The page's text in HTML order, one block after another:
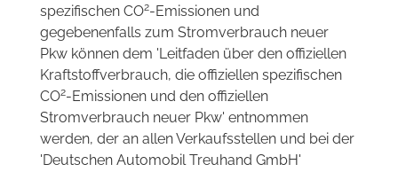
spezifischen CO2-Emissionen und
gegebenenfalls zum Stromverbrauch neuer
Pkw können dem 'Leitfaden über den offiziellen
Kraftstoffverbrauch, die offiziellen spezifischen
CO2-Emissionen und den offiziellen
Stromverbrauch neuer Pkw' entnommen
werden, der an allen Verkaufsstellen und bei der
'Deutschen Automobil Treuhand GmbH'